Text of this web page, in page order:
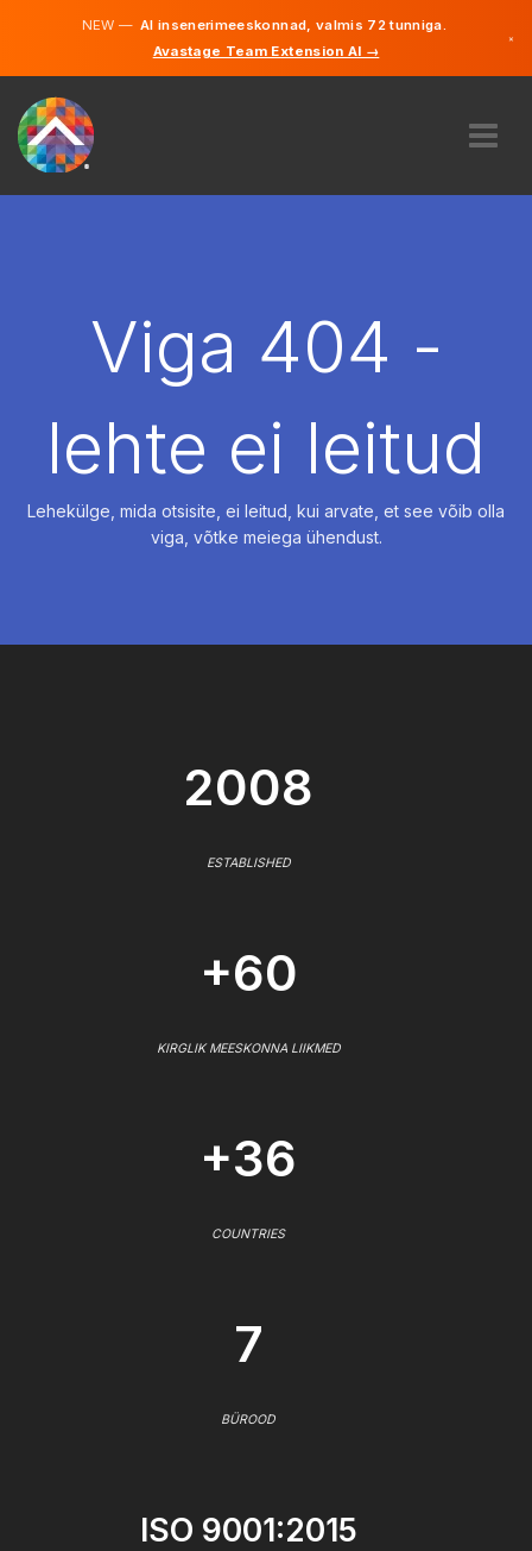
NEW —AI insenerimeeskonnad, valmis 72 tunniga.
Avastage Team Extension AI →
×
PALKAMAViga 404 -
lehte ei leitud
Lehekülge, mida otsisite, ei leitud, kui arvate, et see võib olla
viga, võtke meiega ühendust.
2008
ESTABLISHED
+60
KIRGLIK MEESKONNA LIIKMED
+36
COUNTRIES
7
BÜROOD
ISO 9001:2015